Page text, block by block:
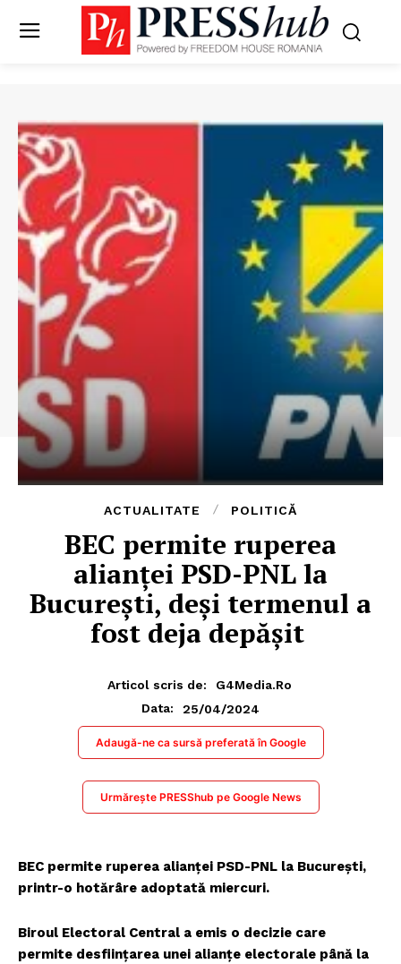
ACTUALITATE POLITICĂ
BEC permite ruperea
alianței PSD-PNL la
București, deși termenul a
fost deja depășit
Articol scris de:
G4Media.ro
Data:
25/04/2024
Adaugă-ne ca sursă preferată în Google
Urmărește PRESShub pe Google News
BEC permite ruperea alianței PSD-PNL la București,
printr-o hotărâre adoptată miercuri.
Biroul Electoral Central a emis o decizie care
permite desființarea unei alianțe electorale până la